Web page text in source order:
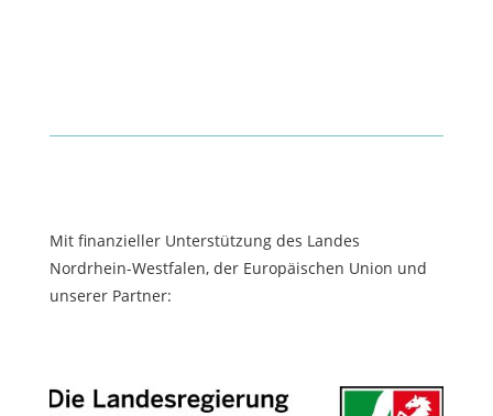
Mit finanzieller Unterstützung des Landes
Nordrhein-Westfalen, der Europäischen Union und
unserer Partner: